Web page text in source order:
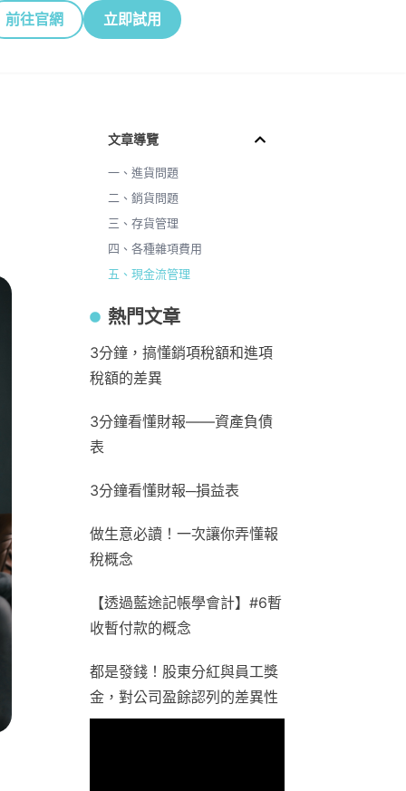
前往官網 立即試用
文章導覽
一、進貨問題
二、銷貨問題
三、存貨管理
四、各種雜項費用
五、現金流管理
熱門文章
3分鐘，搞懂銷項稅額和進項
稅額的差異
3分鐘看懂財報——資產負債
表
3分鐘看懂財報─損益表
做生意必讀！一次讓你弄懂報
稅概念
【透過藍途記帳學會計】#6暫
收暫付款的概念
都是發錢！股東分紅與員工獎
金，對公司盈餘認列的差異性